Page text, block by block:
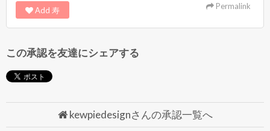
Add 寿 Permalink
この承認を友達にシェアする
kewpiedesignさんの承認一覧へ